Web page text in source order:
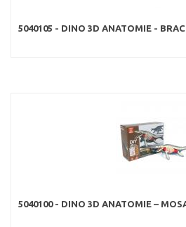
5040105 - DINO 3D ANATOMIE -
5040100 - DINO 3D ANATOMIE –